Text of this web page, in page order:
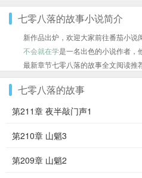
七零八落的故事小说简介
新作品出炉，欢迎大家前往番茄小说
不会就在学是一名出色的小说作者，
最新章节七零八落的故事全文阅读
七零八落的故事
第211章 夜半敲门声1
第210章 山魈3
第209章 山魈2